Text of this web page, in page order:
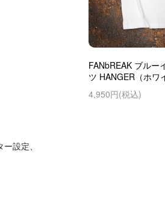
設定、
FANbREAK ブルー
ツ HANGER（ホワ
4,950円(税込)